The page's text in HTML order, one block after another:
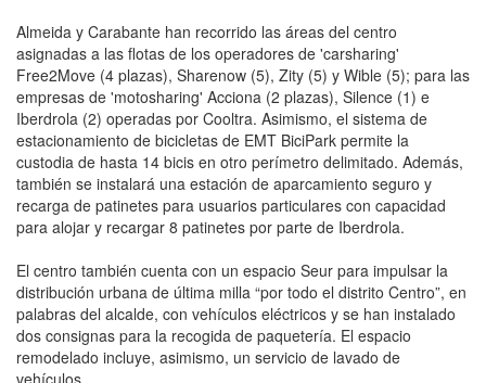
Almeida y Carabante han recorrido las áreas del centro
asignadas a las flotas de los operadores de 'carsharing'
Free2Move (4 plazas), Sharenow (5), Zity (5) y Wible (5); para las
empresas de 'motosharing' Acciona (2 plazas), Silence (1) e
Iberdrola (2) operadas por Cooltra. Asimismo, el sistema de
estacionamiento de bicicletas de EMT BiciPark permite la
custodia de hasta 14 bicis en otro perímetro delimitado. Además,
también se instalará una estación de aparcamiento seguro y
recarga de patinetes para usuarios particulares con capacidad
para alojar y recargar 8 patinetes por parte de Iberdrola.
El centro también cuenta con un espacio Seur para impulsar la
distribución urbana de última milla “por todo el distrito Centro”, en
palabras del alcalde, con vehículos eléctricos y se han instalado
dos consignas para la recogida de paquetería. El espacio
remodelado incluye, asimismo, un servicio de lavado de
vehículos.